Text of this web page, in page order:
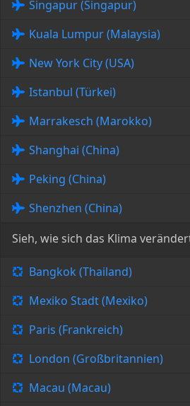
Singapur (Singapur)
Kuala Lumpur (Malaysia)
New York City (USA)
Istanbul (Türkei)
Marrakesch (Marokko)
Shanghai (China)
Peking (China)
Shenzhen (China)
Sieh, wie sich das Klima
Bangkok (Thailand)
Mexiko Stadt (Mexiko)
Paris (Frankreich)
London (Großbritannien)
Macau (Macau)